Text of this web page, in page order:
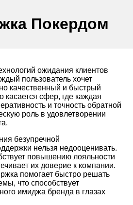
Покердом
ожидания клиентов
пользователь хочет
качественный и быстрый
касается сфер, где каждая
и точность обратной
роль в удовлетворении
безупречной
нельзя недооценивать.
повышению лояльности
их доверие к компании.
помогает быстро решать
что способствует
имиджа бренда в глазах